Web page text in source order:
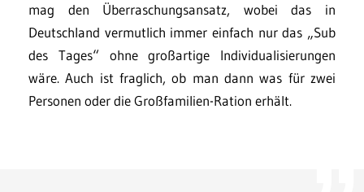
mag den Überraschungsansatz, wobei das in
Deutschland vermutlich immer einfach nur das „Sub
des Tages“ ohne großartige Individualisierungen
wäre. Auch ist fraglich, ob man dann was für zwei
Personen oder die Großfamilien-Ration erhält.